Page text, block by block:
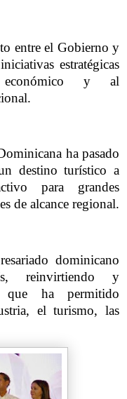
entre el Gobierno y
estratégicas
económico y al
ha pasado
destino turístico a
para grandes
de alcance regional.
dominicano
reinvirtiendo y
que ha permitido
el turismo, las